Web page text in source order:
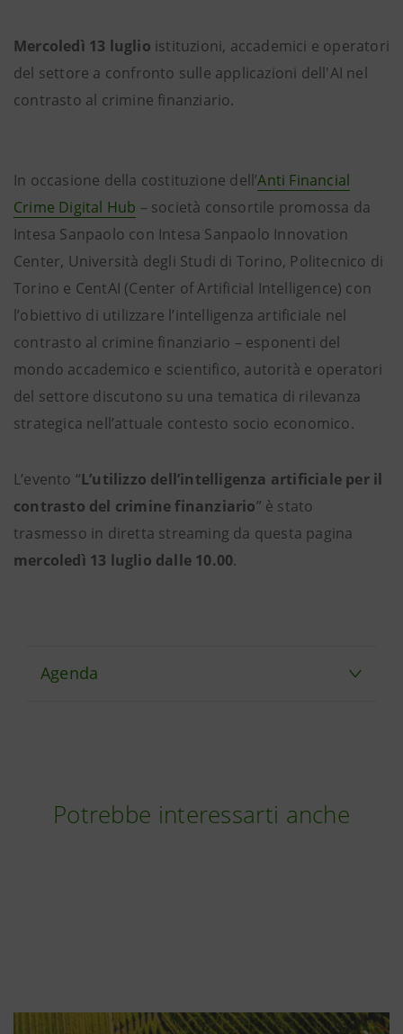
Mercoledì 13 luglio istituzioni, accademici e operatori
del settore a confronto sulle applicazioni dell'AI nel
contrasto al crimine finanziario.
In occasione della costituzione dell’Anti Financial
Crime Digital Hub – società consortile promossa da
Intesa Sanpaolo con Intesa Sanpaolo Innovation
Center, Università degli Studi di Torino, Politecnico di
Torino e CentAI (Center of Artificial Intelligence) con
l’obiettivo di utilizzare l’intelligenza artificiale nel
contrasto al crimine finanziario – esponenti del
mondo accademico e scientifico, autorità e operatori
del settore discutono su una tematica di rilevanza
strategica nell’attuale contesto socio economico.
L’evento “L’utilizzo dell’intelligenza artificiale per il
contrasto del crimine finanziario” è stato
trasmesso in diretta streaming da questa pagina
mercoledì 13 luglio dalle 10.00.
Agenda
Potrebbe interessarti anche